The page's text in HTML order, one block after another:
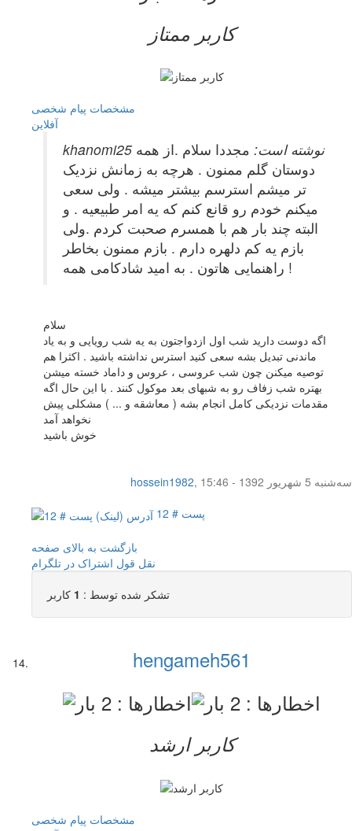
کاربر ممتاز
مشخصات پیام شخصی
آفلاين
khanomi25 نوشته است: مجددا سلام .از همه
دوستان گلم ممنون . هرچه به زمانش نزدیک
تر میشم استرسم بیشتر میشه . ولی سعی
میکنم خودم رو قانع کنم که یه امر طبیعیه . و
البته چند بار هم با همسرم صحبت کردم .ولی
بازم یه کم دلهره دارم . بازم ممنون بخاطر
راهنمایی هاتون . به امید شادکامی همه !
سلام
اگه دوست دارید شب اول ازدواجتون به یه شب رویایی و به یاد
ماندنی تبدیل بشه سعی کنید استرس نداشته باشید . اکثرا هم
توصیه میکنن چون شب عروسی ، عروس و داماد خسته میشن
بهتره شب زفاف رو به شبهای بعد موکول کنند . با این حال اگه
مقدمات نزدیکی کامل انجام بشه ( معاشقه و ... ) مشکلی پیش
نخواهد آمد
خوش باشید
hossein1982,
سه‌شنبه 5 شهریور 1392 - 15:46
پست # 12
بازگشت به بالای صفحه
نقل قول اشتراک در تلگرام
تشکر شده توسط : 1 کاربر
hengameh561
کاربر ارشد
مشخصات پیام شخصی